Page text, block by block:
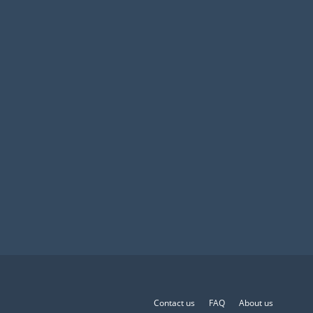
Contact us FAQ About us